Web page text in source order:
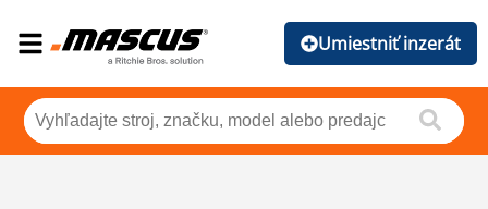
Umiestniť inzerát